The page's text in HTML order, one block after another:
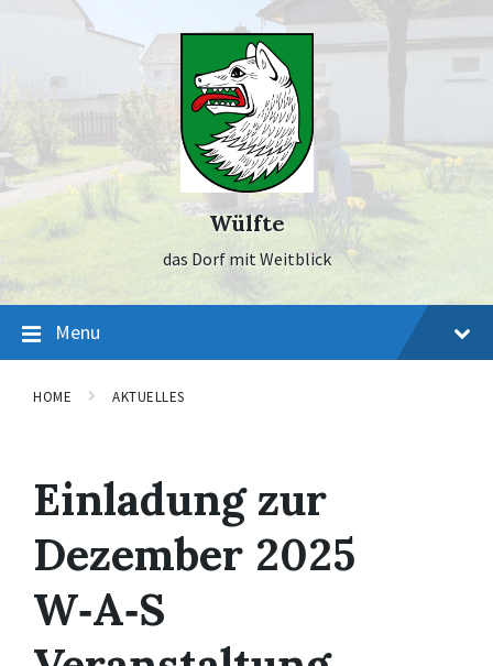
Wülfte
das Dorf mit Weitblick
Menu
HOME AKTUELLES
Einladung zur
Dezember 2025
W‑A‑S